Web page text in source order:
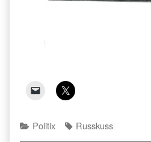
Categories
Politix Tags
Russkuss